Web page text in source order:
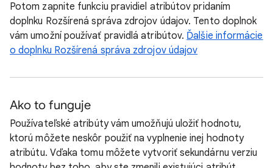
Potom zapnite funkciu pravidiel atribútov pridaním
doplnku Rozšírená správa zdrojov údajov. Tento doplnok
vám umožní používať pravidlá atribútov. Ďalšie informácie
o doplnku Rozšírená správa zdrojov údajov
Ako to funguje
Používateľské atribúty vám umožňujú uložiť hodnotu,
ktorú môžete neskôr použiť na vyplnenie inej hodnoty
atribútu. Vďaka tomu môžete vytvoriť sekundárnu verziu